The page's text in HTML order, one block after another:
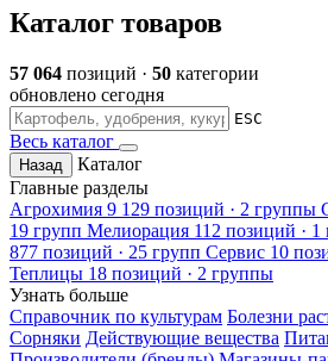
Каталог товаров
57 064 позиций · 50 категории
обновлено сегодня
ESC
Весь каталог
Назад
Каталог
Главные разделы
Агрохимия 9 129 позиций · 2 группы
19 групп Мелиорация 112 позиций · 1
877 позиций · 25 групп Сервис 10
Теплицы 18 позиций · 2 группы
Узнать больше
Справочник по культурам Болезни
Сорняки Действующие вещества